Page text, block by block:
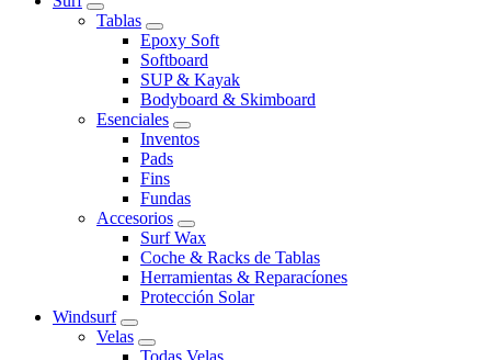
Tablas
Epoxy Soft
Softboard
SUP & Kayak
Bodyboard & Skimboard
Esenciales
Inventos
Pads
Fins
Fundas
Accesorios
Surf Wax
Coche & Racks de Tablas
Herramientas & Reparacíones
Protección Solar
Windsurf
Velas